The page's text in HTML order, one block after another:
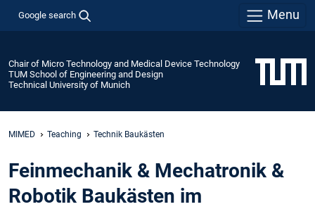
Google search Menu
Chair of Micro Technology and Medical Device Technology
TUM School of Engineering and Design
Technical University of Munich
MIMED Teaching Technik Baukästen
Feinmechanik & Mechatronik &
Robotik Baukästen im